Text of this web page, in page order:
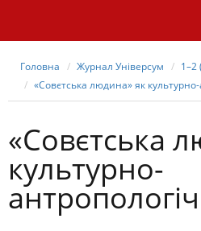
Головна Журнал Універсум
1–2
«Совєтська людина» як
«Совєтська
культурно-